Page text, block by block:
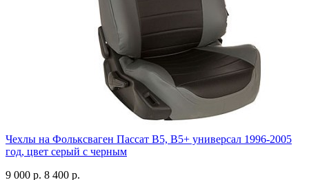
Чехлы на Фольксваген Пассат В5, В5+ универсал 1996-2005
год, цвет серый с черным
9 000 р. 8 400 р.